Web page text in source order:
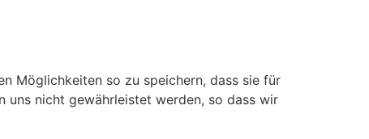
Möglichkeiten so zu speichern, dass sie für
uns nicht gewährleistet werden, so dass wir